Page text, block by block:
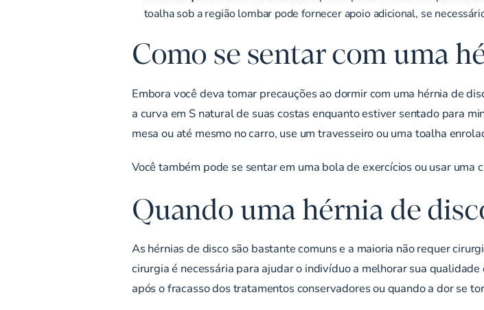
toalha sob a região lombar pode fornecer apoio adicional, se
Como se sentar com uma
Embora você deva tomar precauções ao dormir com uma hérnia de
a curva em S natural de suas costas enquanto estiver sentado para
mesa ou até mesmo no carro, use um travesseiro ou uma toalha
Você também pode se sentar em uma bola de exercícios ou usar
Quando uma hérnia de
As hérnias de disco são bastante comuns e a maioria não requer
cirurgia é necessária para ajudar o indivíduo a melhorar sua
após o fracasso dos tratamentos conservadores ou quando a dor se